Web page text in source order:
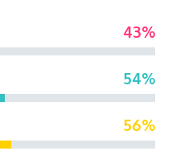
43%
54%
56%